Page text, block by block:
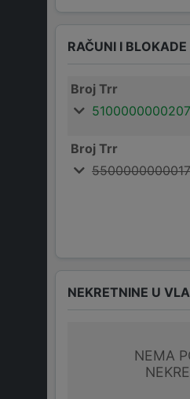
RAČUNI I BLOKADE
Broj Trr
Broj Trr
NEKRETNINE U
NEMA